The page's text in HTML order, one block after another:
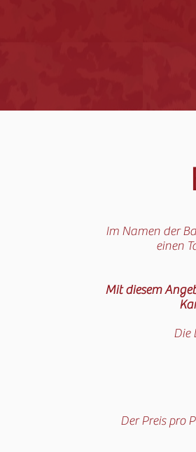
Im Namen der
einen
Mit diesem
Die
Der Preis pro